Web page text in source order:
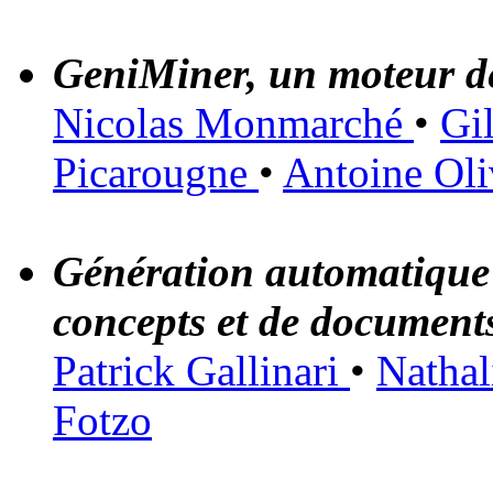
GeniMiner, un moteur
Nicolas Monmarché •
Picarougne • Antoine
Génération
concepts et de
Patrick Gallinari •
Fotzo